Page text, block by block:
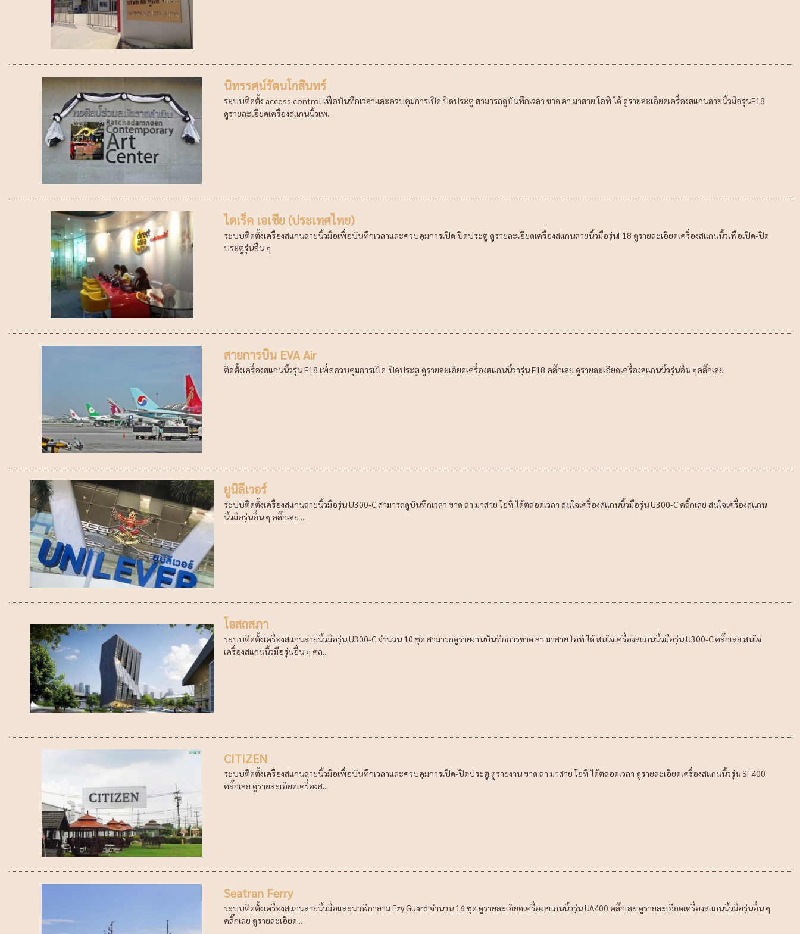
นิทรรศน์รัตนโกสินทร์
ระบบติดตั้ง access control เพื่อบันทึกเวลาและควบคุมการเปิด ปิดประตู สามารถดูบันทึกเวลา ขาด ลา มาสาย โอที ได้ ดูรายละเอียดเครื่องสแกนลายนิ้วมือรุ่นF18
ดูรายละเอียดเครื่องสแกนนิ้วเพ...
ไดเร็ค เอเชีย (ประเทศไทย)
ระบบติดตั้งเครื่องสแกนลายนิ้วมือเพื่อบันทึกเวลาและควบคุมการเปิด ปิดประตู ดูรายละเอียดเครื่องสแกนลายนิ้วมือรุ่นF18 ดูรายละเอียดเครื่องสแกนนิ้วเพื่อเปิด-ปิด
ประตูรุ่นอื่น ๆ
สายการบิน EVA Air
ติดตั้งเครื่องสแกนนิ้วรุ่น F18 เพื่อควบคุมการเปิด-ปิดประตู ดูรายละเอียดเครื่องสแกนนิ้วารุ่น F18 คลิ๊กเลย ดูรายละเอียดเครื่องสแกนนิ้วรุ่นอื่น ๆคลิ๊กเลย
ยูนิลีเวอร์
ระบบติดตั้งเครื่องสแกนลายนิ้วมือรุ่น U300-C สามารถดูบันทึกเวลา ขาด ลา มาสาย โอที ได้ตลอดเวลา สนใจเครื่องสแกนนิ้วมือรุ่น U300-C คลิ๊กเลย สนใจเครื่องสแกน
นิ้วมือรุ่นอื่น ๆ คลิ๊กเลย ...
โอสถสภา
ระบบติดตั้งเครื่องสแกนลายนิ้วมือรุ่น U300-C จำนวน 10 ชุด สามารถดูรายงานบันทึกการขาด ลา มาสาย โอที ได้ สนใจเครื่องสแกนนิ้วมือรุ่น U300-C คลิ๊กเลย สนใจ
เครื่องสแกนนิ้วมือรุ่นอื่น ๆ คล...
CITIZEN
ระบบติดตั้งเครื่องสแกนลายนิ้วมือเพื่อบันทึกเวลาและควบคุมการเปิด-ปิดประตู ดูรายงาน ขาด ลา มาสาย โอที ได้ตลอดเวลา ดูรายละเอียดเครื่องสแกนนิ้วรุ่น SF400
คลิ๊กเลย ดูรายละเอียดเครื่องส...
Seatran Ferry
ระบบติดตั้งเครื่องสแกนลายนิ้วมือและนาฬิกายาม Ezy Guard จำนวน 16 ชุด ดูรายละเอียดเครื่องสแกนนิ้วรุ่น UA400 คลิ๊กเลย ดูรายละเอียดเครื่องสแกนนิ้วมือรุ่นอื่น ๆ
คลิ๊กเลย ดูรายละเอียด...